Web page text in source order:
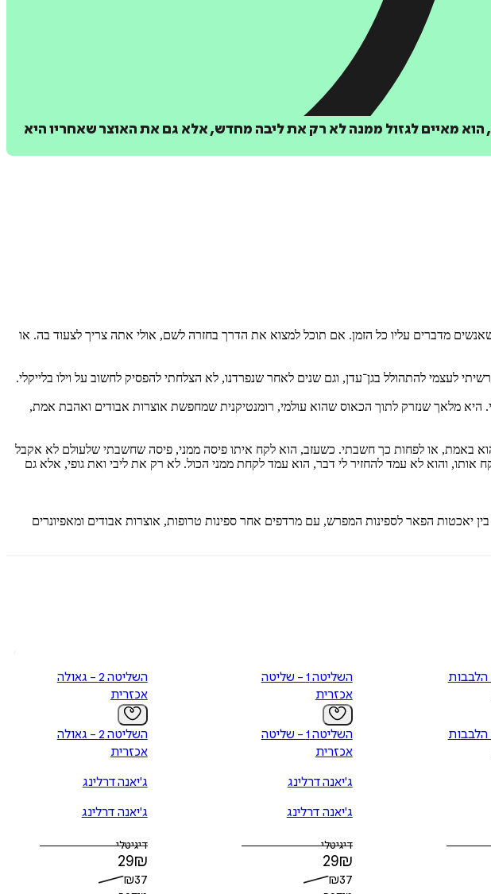
מאיים לגזול ממנה לא רק את ליבה מחדש, אלא גם את האוצר שאחריו היא
מדברים עליו כל הזמן. אם תוכל למצוא את הדרך בחזרה לשם, אולי אתה צריך לצעוד בה. או
לעצמי להתהולל בגן־עדן, וגם שנים לאחר שנפרדנו, לא הצלחתי להפסיק לחשוב על וילו בלייקלי.
היא מלאך שנזרק לתוך הכאוס שהוא עולמי, רומנטיקנית שמחפשת אוצרות אבודים ואהבת אמת,
באמת, או לפחות כך חשבתי. כשעזב, הוא לקח איתו פיסה ממני, פיסה שחשבתי שלעולם לא אקבל
והוא לא עמד להחזיר לי דבר, הוא עמד לקחת ממני הכול. לא רק את ליבי ואת גופי, אלא גם
הפאר לספינות המפרש, עם מרדפים אחר ספינות טרופות, אוצרות אבודים ומאפיונרים
השליטה 1 - שליטה
אכזרית
השליטה 1 - שליטה
אכזרית
ג'יאנה דרלינג
ג'יאנה דרלינג
דיגיטלי
29₪
₪37
השליטה 2 - גאולה
אכזרית
השליטה 2 - גאולה
אכזרית
ג'יאנה דרלינג
ג'יאנה דרלינג
דיגיטלי
29₪
₪37